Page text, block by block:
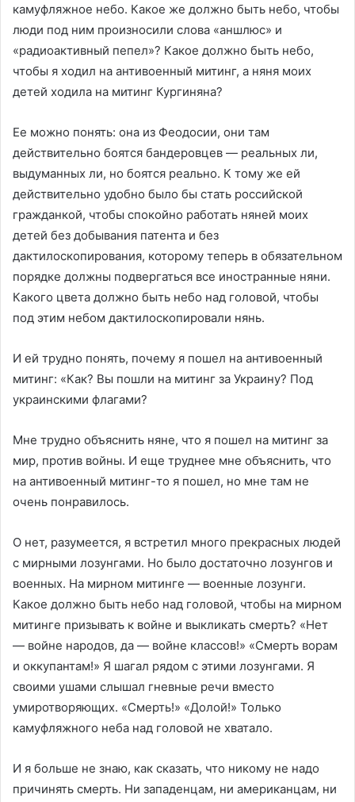
камуфляжное небо. Какое же должно быть небо, чтобы
люди под ним произносили слова «аншлюс» и
«радиоактивный пепел»? Какое должно быть небо,
чтобы я ходил на антивоенный митинг, а няня моих
детей ходила на митинг Кургиняна?
Ее можно понять: она из Феодосии, они там
действительно боятся бандеровцев — реальных ли,
выдуманных ли, но боятся реально. К тому же ей
действительно удобно было бы стать российской
гражданкой, чтобы спокойно работать няней моих
детей без добывания патента и без
дактилоскопирования, которому теперь в обязательном
порядке должны подвергаться все иностранные няни.
Какого цвета должно быть небо над головой, чтобы
под этим небом дактилоскопировали нянь.
И ей трудно понять, почему я пошел на антивоенный
митинг: «Как? Вы пошли на митинг за Украину? Под
украинскими флагами?
Мне трудно объяснить няне, что я пошел на митинг за
мир, против войны. И еще труднее мне объяснить, что
на антивоенный митинг-то я пошел, но мне там не
очень понравилось.
О нет, разумеется, я встретил много прекрасных людей
с мирными лозунгами. Но было достаточно лозунгов и
военных. На мирном митинге — военные лозунги.
Какое должно быть небо над головой, чтобы на мирном
митинге призывать к войне и выкликать смерть? «Нет
— войне народов, да — войне классов!» «Смерть ворам
и оккупантам!» Я шагал рядом с этими лозунгами. Я
своими ушами слышал гневные речи вместо
умиротворяющих. «Смерть!» «Долой!» Только
камуфляжного неба над головой не хватало.
И я больше не знаю, как сказать, что никому не надо
причинять смерть. Ни западенцам, ни американцам, ни